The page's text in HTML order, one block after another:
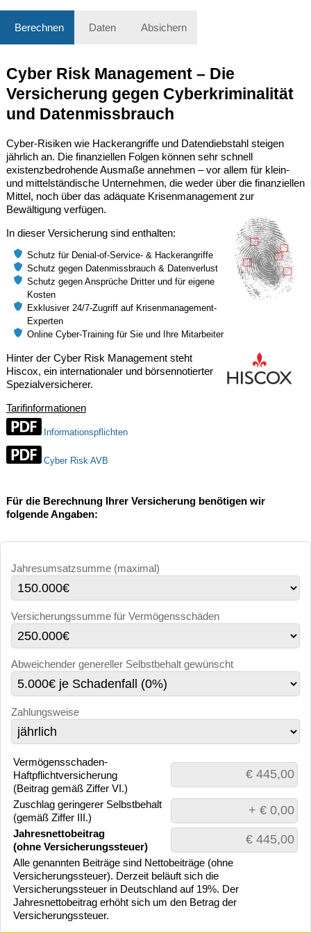
Berechnen Daten Absichern
Cyber Risk Management – Die
Versicherung gegen Cyberkriminalität
und Datenmissbrauch
Cyber-Risiken wie Hackerangriffe und Datendiebstahl steigen
jährlich an. Die finanziellen Folgen können sehr schnell
existenzbedrohende Ausmaße annehmen – vor allem für klein-
und mittelständische Unternehmen, die weder über die finanziellen
Mittel, noch über das adäquate Krisenmanagement zur
Bewältigung verfügen.
In dieser Versicherung sind enthalten:
Schutz für Denial-of-Service- & Hackerangriffe
Schutz gegen Datenmissbrauch & Datenverlust
Schutz gegen Ansprüche Dritter und für eigene
Kosten
Exklusiver 24/7-Zugriff auf Krisenmanagement-
Experten
Online Cyber-Training für Sie und Ihre Mitarbeiter
Hinter der Cyber Risk Management steht
Hiscox, ein internationaler und börsennotierter
Spezialversicherer.
Tarifinformationen
Informations­pflichten
Cyber Risk AVB
Für die Berechnung Ihrer Versicherung benötigen wir
folgende Angaben:
Jahresumsatzsumme (maximal)
Versicherungssumme für Vermögensschäden
Abweichender genereller Selbstbehalt gewünscht
Zahlungsweise
Vermögensschaden-
Haftpflichtversicherung
(Beitrag gemäß Ziffer VI.)
Zuschlag geringerer Selbstbehalt
(gemäß Ziffer III.)
Jahresnettobeitrag
(ohne Versicherungssteuer)
Alle genannten Beiträge sind Nettobeiträge (ohne
Versicherungssteuer). Derzeit beläuft sich die
Versicherungssteuer in Deutschland auf 19%. Der
Jahresnettobeitrag erhöht sich um den Betrag der
Versicherungssteuer.